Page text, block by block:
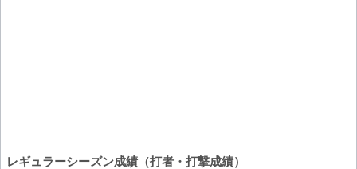
レギュラーシーズン成績（打者・打撃成績）